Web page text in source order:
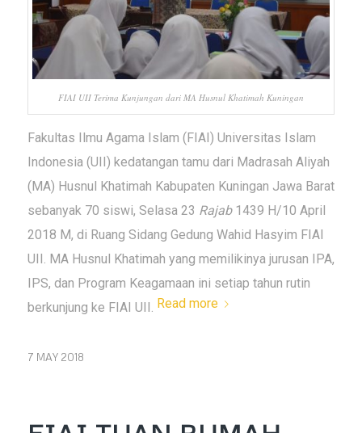
FIAI UII Terima Kunjungan dari MA Husnul Khatimah Kuningan
Fakultas Ilmu Agama Islam (FIAI) Universitas Islam
Indonesia (UII) kedatangan tamu dari Madrasah Aliyah
(MA) Husnul Khatimah Kabupaten Kuningan Jawa Barat
sebanyak 70 siswi, Selasa 23 Rajab1439 H/10 April
2018 M, di Ruang Sidang Gedung Wahid Hasyim FIAI
UII. MA Husnul Khatimah yang memilikinya jurusan IPA,
IPS, dan Program Keagamaan ini setiap tahun rutin
berkunjung ke FIAI UII. Read more
7 MAY 2018